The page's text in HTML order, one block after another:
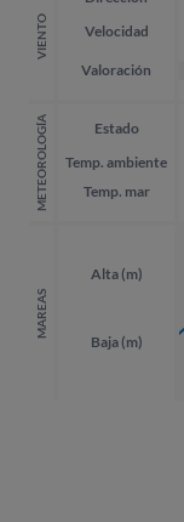
VIENTO
Velocidad
Valoración
METEOROLOGÍA
Estado
Temp. ambiente
Temp. mar
MAREAS
Alta (m)
Baja (m)